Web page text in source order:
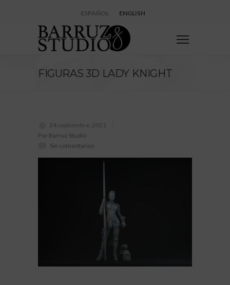
ESPAÑOL ENGLISH
FIGURAS 3D LADY KNIGHT
24 septiembre, 2021
Por Barruz Studio
Sin comentarios